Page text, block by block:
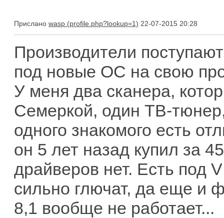
Прислано wasp 22-07-2015 20:28
Производители
под новые ОС на свою
У меня два сканера,
Семеркой, один ТВ-
одного знакомого есть
он 5 лет назад купил за
драйверов нет. Есть под
сильно глючат, да еще и
8,1 вообще не работает...